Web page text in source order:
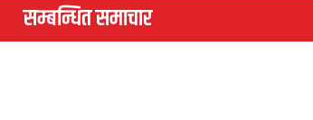
सम्बन्धित समाचार